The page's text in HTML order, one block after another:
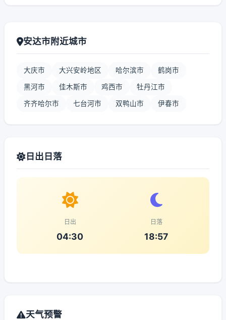
安达市附近城市
大庆市 大兴安岭地区 哈尔滨市 鹤岗市
黑河市 佳木斯市 鸡西市 牡丹江市
齐齐哈尔市 七台河市 双鸭山市 伊春市
日出日落
日出
04:30
日落
18:57
天气预警